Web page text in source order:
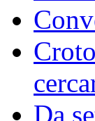
Da